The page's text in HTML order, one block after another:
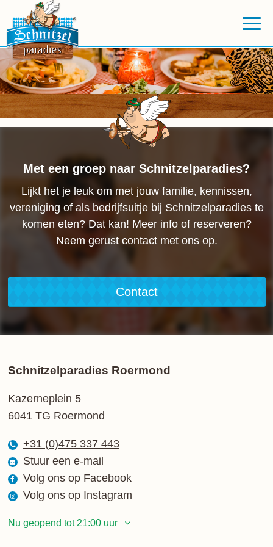
Met een groep naar Schnitzelparadies?
Lijkt het je leuk om met jouw familie, kennissen,
vereniging of als bedrijfsuitje bij Schnitzelparadies te
komen eten? Dat kan! Meer info of reserveren?
Neem gerust contact met ons op.
Contact
Schnitzelparadies Roermond
Kazerneplein 5
6041 TG Roermond
+31 (0)475 337 443
Stuur een e-mail
Volg ons op Facebook
Volg ons op Instagram
Nu geopend tot 21:00 uur